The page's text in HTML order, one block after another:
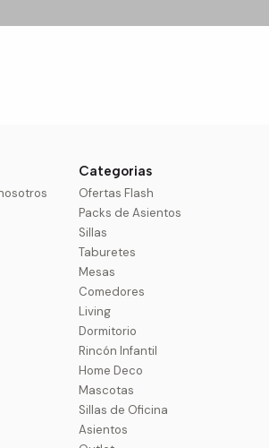
Categorias
Ofertas Flash
Packs de Asientos
Sillas
Taburetes
Mesas
Comedores
Living
Dormitorio
Rincón Infantil
Home Deco
Mascotas
Sillas de Oficina
Asientos